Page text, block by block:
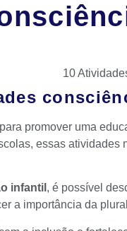
promover uma
essas
infantil , é possível
a importância da